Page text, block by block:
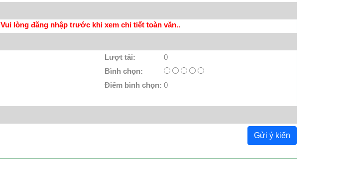
Vui lòng đăng nhập trước khi xem chi tiết toàn văn..
Lượt tải:
0
Bình chọn:
Điểm bình chọn: 0
Gửi ý kiến